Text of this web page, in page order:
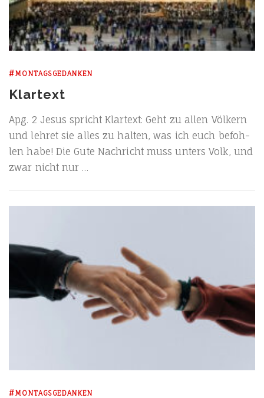
#MONTAGSGEDANKEN
Klartext
Apg. 2 Jesus spricht Klar­text: Geht zu allen Völ­kern
und leh­ret sie alles zu hal­ten, was ich euch befoh­
len habe! Die Gute Nach­richt muss unters Volk, und
zwar nicht nur …
#MONTAGSGEDANKEN